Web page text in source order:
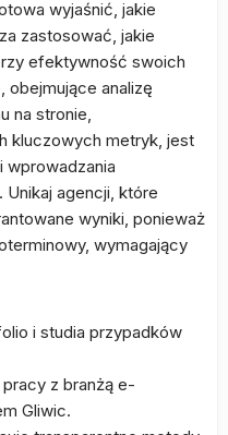
wyjaśnić, jakie
zastosować, jakie
efektywność swoich
obejmujące analizę
na stronie,
kluczowych metryk, jest
agencji, które
wyniki, ponieważ
wymagający
i studia przypadków
z branżą e-
Gliwic.